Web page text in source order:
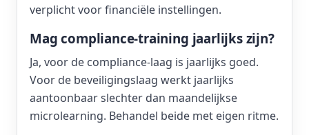
verplicht voor financiële instellingen.
Mag compliance-training jaarlijks zijn?
Ja, voor de compliance-laag is jaarlijks goed.
Voor de beveiligingslaag werkt jaarlijks
aantoonbaar slechter dan maandelijkse
microlearning. Behandel beide met eigen ritme.